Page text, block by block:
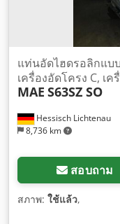
Hessisch Lichtenau
8,736 km
แท่นอัดไฮดรอลิกแบ
เครื่องอัดโครง C, เ
MAE S63SZ SO
สอบถาม
สภาพ: ใช้แล้ว,